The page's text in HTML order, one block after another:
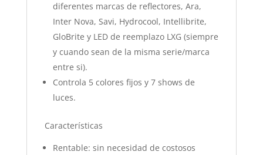
diferentes marcas de reflectores, Ara,
Inter Nova, Savi, Hydrocool, Intellibrite,
GloBrite y LED de reemplazo LXG (siempre
y cuando sean de la misma serie/marca
entre si).
Controla 5 colores fijos y 7 shows de
luces.
Características
Rentable: sin necesidad de costosos